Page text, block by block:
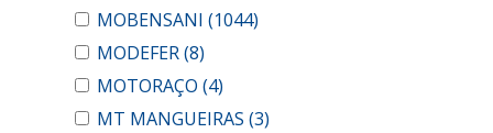
MOBENSANI (1044)
MODEFER(8)
MOTORAÇO (4)
MT MANGUEIRAS (3)